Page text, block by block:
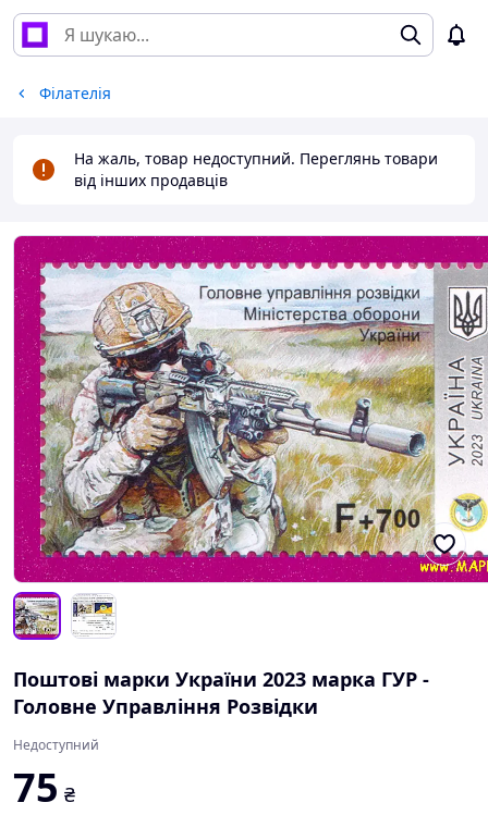
Філателія
На жаль, товар недоступний. Переглянь товари
від інших продавців
Поштові марки України 2023 марка ГУР -
Головне Управління Розвідки
Недоступний
75 ₴